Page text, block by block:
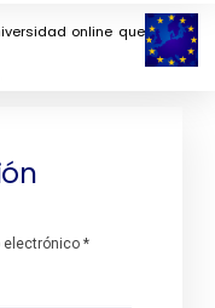
online que
electrónico*
un